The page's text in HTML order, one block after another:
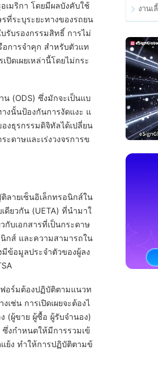
เมริกา โดยมีผลบังคับใช้
ที่ระบุระยะทางของรถยน
รับรองกรรมสิทธิ์ การไม่
การจำคุก สำหรับตัวแท
ดเผยเหล่านี้โดยไม่กระ
น (ODS) ซึ่งมักจะเป็นแบ
งนั้นป้องกันการงัดแงะ แ
งธุรกรรมดิจิทัลได้เปลี่ยน
ดาษและเร่งวงจรการข
ลายเซ็นอิเล็กทรอนิกส์ใน
ยวกัน (UETA) ที่นำมาใ
บเอกสารที่เป็นกระดาษ
กส์ และความสามารถใน
ข้อมูลประจำตัวของผู้ลง
อร์มต้องปฏิบัติตามแนวท
ช่น การเปิดเผยจะต้องไ
(ผู้ขาย ผู้ซื้อ ผู้รับจำนอง)
งกำหนดให้มีการรวมเข้
ย้ง ทำให้การปฏิบัติตามข้